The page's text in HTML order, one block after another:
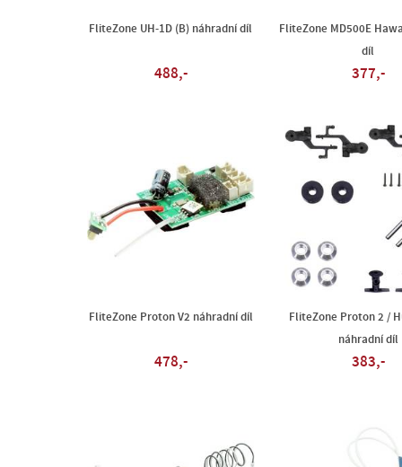
FliteZone UH-1D (B) náhradní díl
488,-
FliteZone MD500E
díl
377,-
FliteZone Proton V2 náhradní díl
478,-
FliteZone Proton 2 /
náhradní díl
383,-